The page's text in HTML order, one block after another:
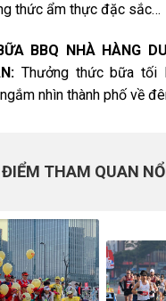
thức ẩm thực đặc sắc…
BBQ NHÀ HÀNG
Thưởng thức bữa tối
nhìn thành phố về
ĐIỂM THAM QUAN